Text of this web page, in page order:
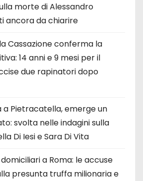
morte di Alessandro
ancora da chiarire
Cassazione conferma la
14 anni e 9 mesi per il
due rapinatori dopo
Pietracatella, emerge un
svolta nelle indagini sulla
Di Iesi e Sara Di Vita
a Roma: le accuse
presunta truffa milionaria e